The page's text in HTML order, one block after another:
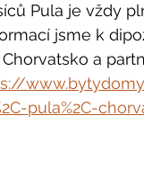
Pula je vždy
jsme k
a
pula%2C-